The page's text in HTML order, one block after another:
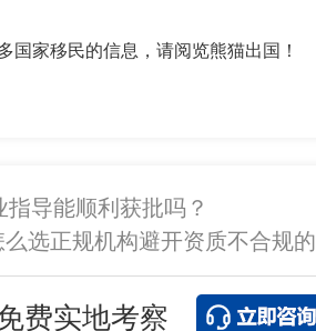
国家移民的信息，请阅览熊猫出国！
导能顺利获批吗？
选正规机构避开资质不合规的
费实地考察